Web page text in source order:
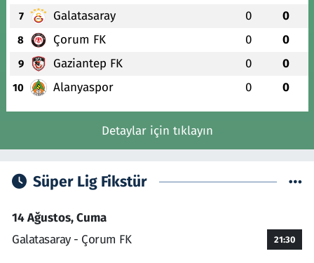
7 Galatasaray 0 0
8 Çorum FK 0 0
9 Gaziantep FK 0 0
10 Alanyaspor 0 0
Detaylar için tıklayın
Süper Lig Fikstür
14 Ağustos, Cuma
Galatasaray - Çorum FK
21:30